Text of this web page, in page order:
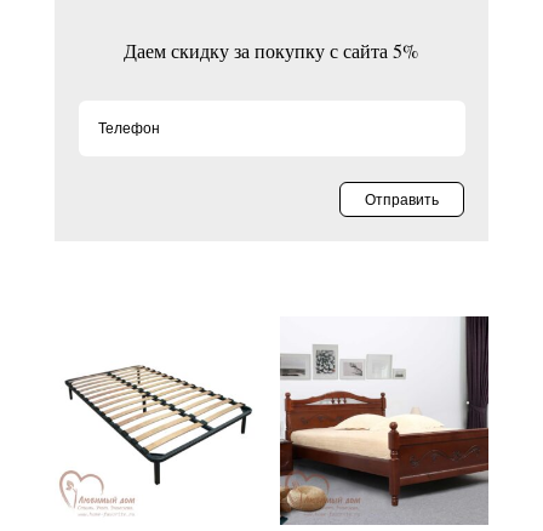
Даем скидку за покупку с сайта 5%
Отправить